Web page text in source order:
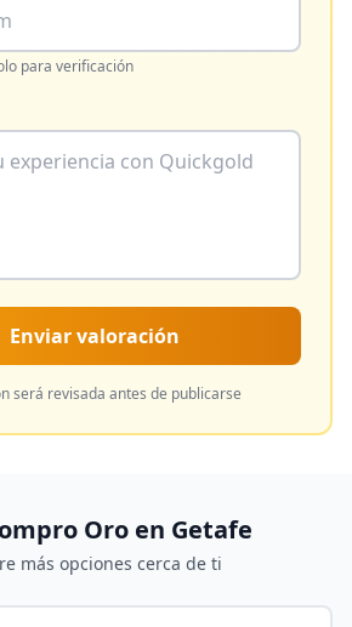
para verificación
Enviar valoración
será revisada antes de publicarse
Oro en Getafe
más opciones cerca de ti